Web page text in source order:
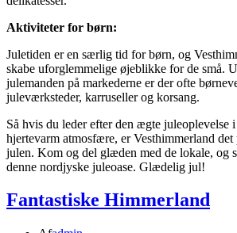
Aktiviteter for børn:
Juletiden er en særlig tid for børn, og
skabe uforglemmelige øjeblikke for de små.
julemanden på markederne er der ofte
juleværksteder, karruseller og korsang.
Så hvis du leder efter den ægte juleoplevelse
hjertevarm atmosfære, er Vesthimmerland det
julen. Kom og del glæden med de lokale, og
denne nordjyske juleoase. Glædelig jul!
Fantastiske Himmerland